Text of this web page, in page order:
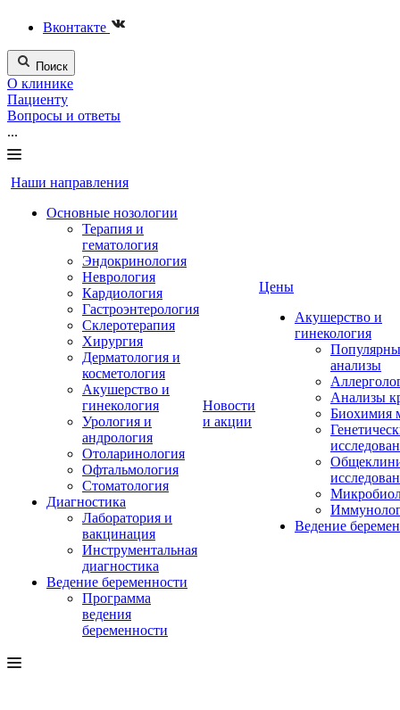
Вконтакте
Поиск
О клинике
Пациенту
Вопросы и ответы
...
Наши направления
Основные нозологии
Терапия и
гематология
Эндокринология
Неврология
Кардиология
Гастроэнтерология
Склеротерапия
Хирургия
Дерматология и
косметология
Акушерство и
гинекология
Урология и
андрология
Отоларинология
Офтальмология
Стоматология
Диагностика
Лаборатория и
вакцинация
Инструментальная
диагностика
Ведение беременности
Программа
ведения
беременности
Новости
и акции
Цены
Акушерство и
гинекология
анализы
Анализы
Биохимия
Ведение